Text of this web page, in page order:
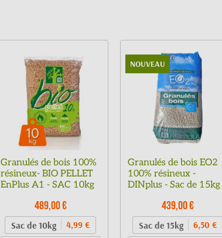
Granulés de bois 100%
résineux- BIO PELLET
EnPlus A1 - SAC 10kg
489,00 €
Sac de 10kg 4,99 €
NOUVEAU
Granulés de bois EO2
100% résineux -
DINplus - Sac de 15kg
439,00 €
Sac de 15kg 6,50 €